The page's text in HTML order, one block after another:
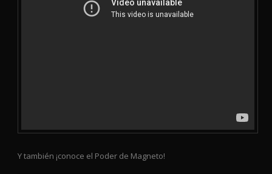
Y también ¡conoce el Poder de Magneto!